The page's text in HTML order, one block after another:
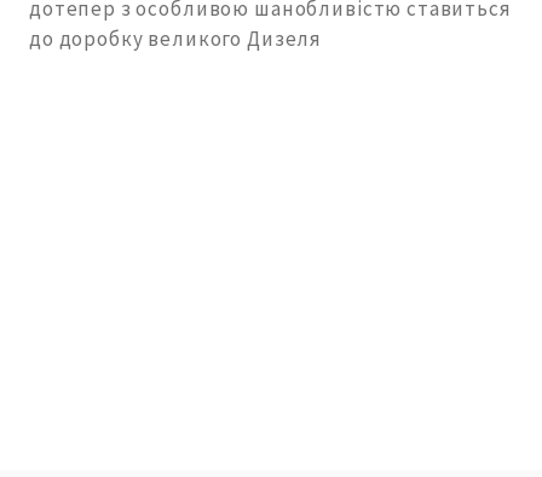
дотепер з особливою шанобливістю ставиться
до доробку великого Дизеля